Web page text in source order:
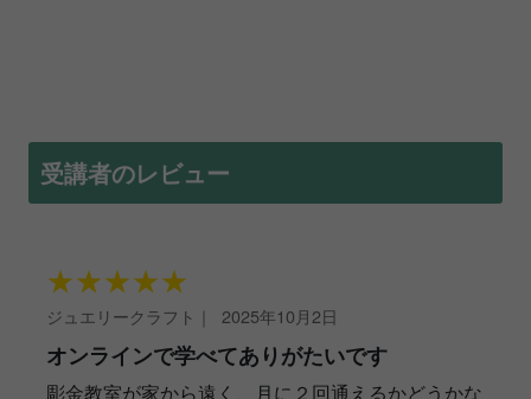
受講者のレビュー
★★★★★
ジュエリークラフト ｜ 2025年10月2日
オンラインで学べてありがたいです
彫金教室が家から遠く、月に２回通えるかどうかな